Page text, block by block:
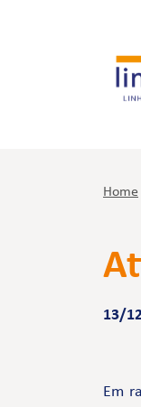
Home
13/
Em